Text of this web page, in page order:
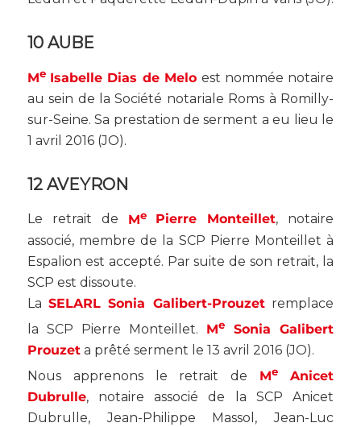
10 AUBE
Me Isabelle Dias de Melo est nommée notaire
au sein de la Société notariale Roms à Romilly-
sur-Seine. Sa prestation de serment a eu lieu le
1 avril 2016 (JO).
12 AVEYRON
Le retrait de Me Pierre Monteillet, notaire
associé, membre de la SCP Pierre Monteillet à
Espalion est accepté. Par suite de son retrait, la
SCP est dissoute.
LaSELARL Sonia Galibert-Prouzetremplace
la SCP Pierre Monteillet. Me
Sonia Galibert
Prouzeta prêté serment le 13 avril 2016 (JO).
Nous apprenons le retrait de Me
Anicet
Dubrulle, notaire associé de la SCP Anicet
Dubrulle, Jean-Philippe Massol, Jean-Luc